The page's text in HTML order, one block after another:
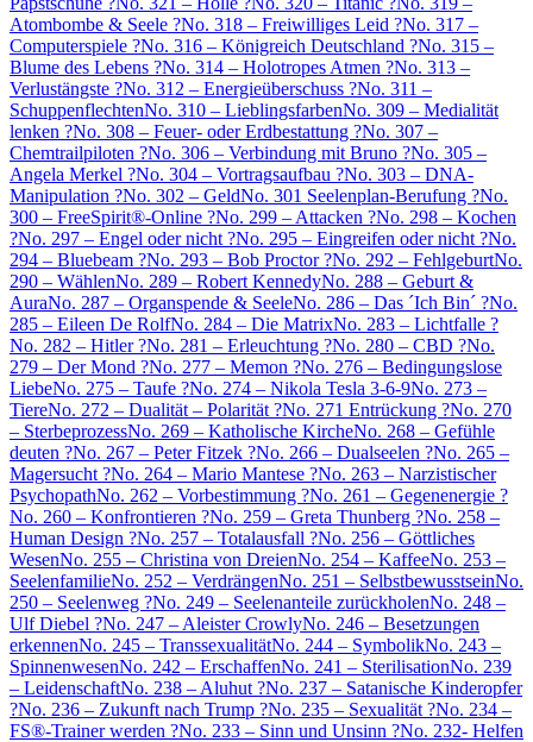
Atombombe & Seele ?No. 318 – Freiwilliges Leid ?No. 317 –
Computerspiele ?No. 316 – Königreich Deutschland ?No. 315 –
Blume des Lebens ?No. 314 – Holotropes Atmen ?No. 313 –
Verlustängste ?No. 312 – Energieüberschuss ?No. 311 –
SchuppenflechtenNo. 310 – LieblingsfarbenNo. 309 – Medialität
lenken ?No. 308 – Feuer- oder Erdbestattung ?No. 307 –
Chemtrailpiloten ?No. 306 – Verbindung mit Bruno ?No. 305 –
Angela Merkel ?No. 304 – Vortragsaufbau ?No. 303 – DNA-
Manipulation ?No. 302 – GeldNo. 301 Seelenplan-Berufung ?No.
300 – FreeSpirit®-Online ?No. 299 – Attacken ?No. 298 – Kochen
?No. 297 – Engel oder nicht ?No. 295 – Eingreifen oder nicht ?No.
294 – Bluebeam ?No. 293 – Bob Proctor ?No. 292 – FehlgeburtNo.
290 – WählenNo. 289 – Robert KennedyNo. 288 – Geburt &
AuraNo. 287 – Organspende & SeeleNo. 286 – Das ´Ich Bin´ ?No.
285 – Eileen De RolfNo. 284 – Die MatrixNo. 283 – Lichtfalle ?
No. 282 – Hitler ?No. 281 – Erleuchtung ?No. 280 – CBD ?No.
279 – Der Mond ?No. 277 – Memon ?No. 276 – Bedingungslose
LiebeNo. 275 – Taufe ?No. 274 – Nikola Tesla 3-6-9No. 273 –
TiereNo. 272 – Dualität – Polarität ?No. 271 Entrückung ?No. 270
– SterbeprozessNo. 269 – Katholische KircheNo. 268 – Gefühle
deuten ?No. 267 – Peter Fitzek ?No. 266 – Dualseelen ?No. 265 –
Magersucht ?No. 264 – Mario Mantese ?No. 263 – Narzistischer
PsychopathNo. 262 – Vorbestimmung ?No. 261 – Gegenenergie ?
No. 260 – Konfrontieren ?No. 259 – Greta Thunberg ?No. 258 –
Human Design ?No. 257 – Totalausfall ?No. 256 – Göttliches
WesenNo. 255 – Christina von DreienNo. 254 – KaffeeNo. 253 –
SeelenfamilieNo. 252 – VerdrängenNo. 251 – SelbstbewusstseinNo.
250 – Seelenweg ?No. 249 – Seelenanteile zurückholenNo. 248 –
Ulf Diebel ?No. 247 – Aleister CrowlyNo. 246 – Besetzungen
erkennenNo. 245 – TranssexualitätNo. 244 – SymbolikNo. 243 –
SpinnenwesenNo. 242 – ErschaffenNo. 241 – SterilisationNo. 239
– LeidenschaftNo. 238 – Aluhut ?No. 237 – Satanische Kinderopfer
?No. 236 – Zukunft nach Trump ?No. 235 – Sexualität ?No. 234 –
FS®-Trainer werden ?No. 233 – Sinn und Unsinn ?No. 232- Helfen